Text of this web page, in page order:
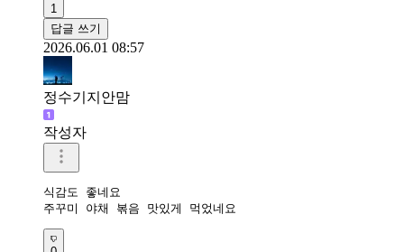
1
답글 쓰기
2026.06.01 08:57
정수기지안맘
작성자
식감도 좋네요
주꾸미 야채 볶음 맛있게 먹었네요